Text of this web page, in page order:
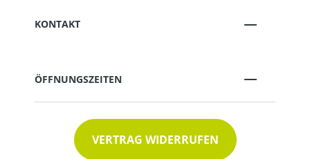
KONTAKT
ÖFFNUNGSZEITEN
VERTRAG WIDERRUFEN